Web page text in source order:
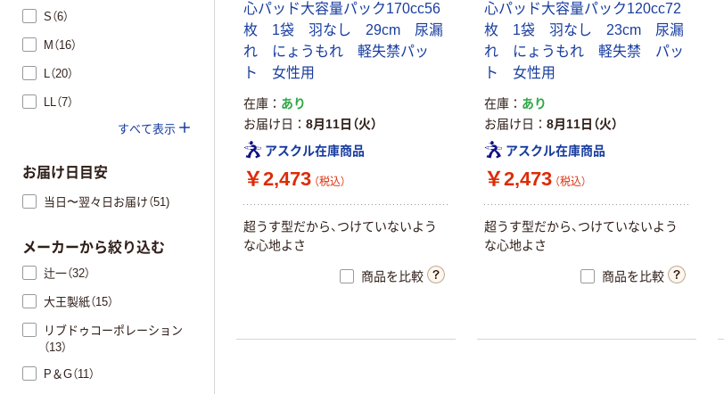
心パッド大容量パック170cc56
枚 1袋 羽なし 29cm 尿漏
れ にょうもれ 軽失禁パッ
ト 女性用
在庫
あり
お届け日
8月11日（火）
アスクル在庫商品
￥2,473 （税込）
超うす型だから、つけていないよう
な心地よさ
商品を比較
心パッド大容量パック120cc72
枚 1袋 羽なし 23cm 尿漏
れ にょうもれ 軽失禁 パッ
ト 女性用
在庫
あり
お届け日
8月11日（火）
アスクル在庫商品
￥2,473 （税込）
超うす型だから、つけていないよう
な心地よさ
商品を比較
S（6）
M（16）
L（20）
LL（7）
すべて表示
お届け日目安
当日〜翌々日お届け（51)
メーカーから絞り込む
辻一（32）
大王製紙（15）
リブドゥコーポレーション
（13）
P＆G（11）